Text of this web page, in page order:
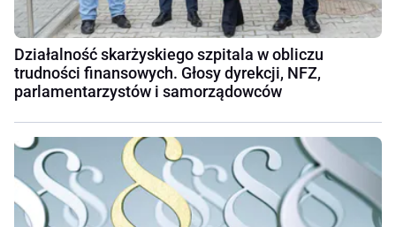
Działalność skarżyskiego szpitala w obliczu
trudności finansowych. Głosy dyrekcji, NFZ,
parlamentarzystów i samorządowców